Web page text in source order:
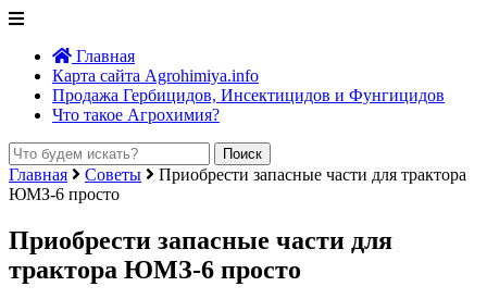
Главная
Карта сайта Agrohimiya.info
Продажа Гербицидов, Инсектицидов и Фунгицидов
Что такое Агрохимия?
Главная Советы
Приобрести запасные части для трактора
ЮМЗ-6 просто
Приобрести запасные части для
трактора ЮМЗ-6 просто